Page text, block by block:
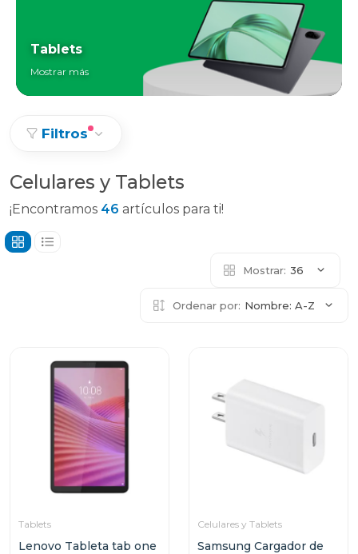
Tablets
Mostrar más
Filtros
Celulares y Tablets
¡Encontramos 46 artículos para ti!
Mostrar: 36
Ordenar por: Nombre: A-Z
Tablets
Lenovo Tableta tab one
Celulares y Tablets
Samsung Cargador de